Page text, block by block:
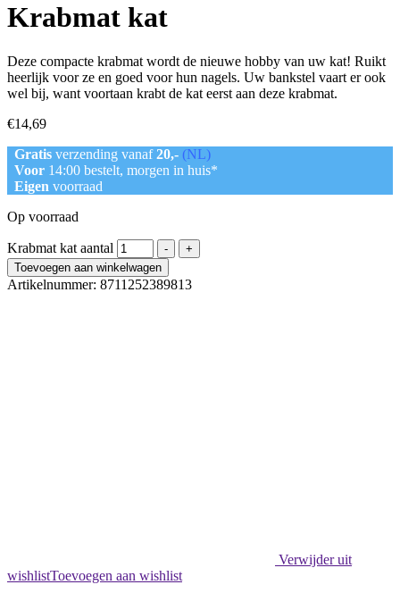
Krabmat kat
Deze compacte krabmat wordt de nieuwe hobby van uw kat! Ruikt
heerlijk voor ze en goed voor hun nagels. Uw bankstel vaart er ook
wel bij, want voortaan krabt de kat eerst aan deze krabmat.
€14,69
Gratis verzending vanaf20,- (NL)
Voor 14:00 bestelt, morgen in huis*
Eigen voorraad
Op voorraad
Krabmat kat aantal -
+
Toevoegen aan winkelwagen
Artikelnummer: 8711252389813
Verwijder uit
wishlistToevoegen aan wishlist